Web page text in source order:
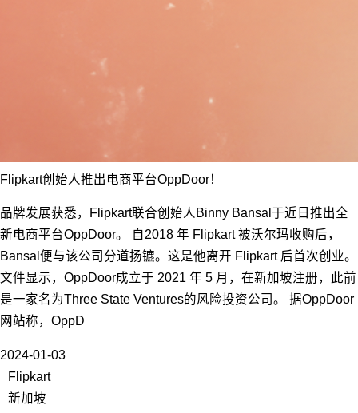
Flipkart创始人推出电商平台OppDoor！
品牌发展获悉，Flipkart联合创始人Binny Bansal于近日推出全
新电商平台OppDoor。 自2018 年 Flipkart 被沃尔玛收购后，
Bansal便与该公司分道扬镳。这是他离开 Flipkart 后首次创业。
文件显示，OppDoor成立于 2021 年 5 月，在新加坡注册，此前
是一家名为Three State Ventures的风险投资公司。 据OppDoor
网站称，OppD
2024-01-03
Flipkart
新加坡